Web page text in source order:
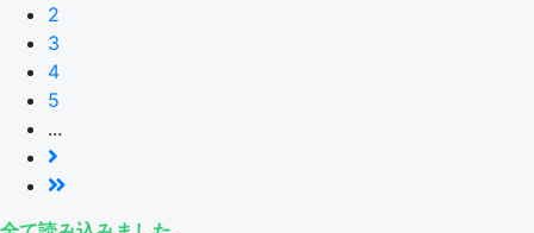
2
3
4
5
...